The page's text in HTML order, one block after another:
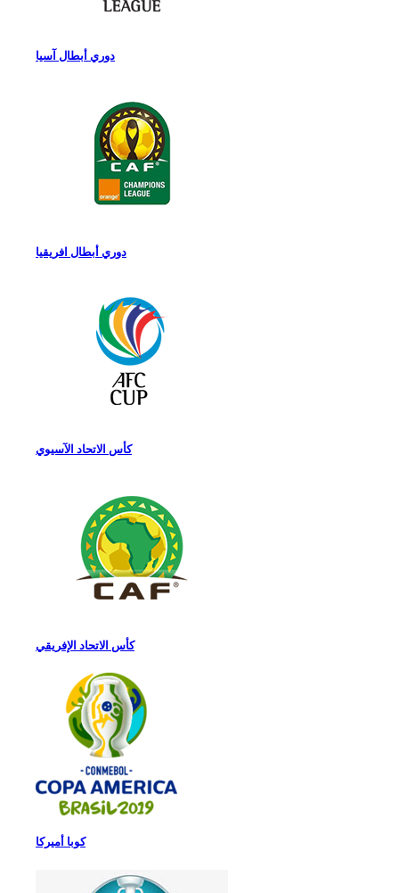
دوري أبطال آسيا
دوري أبطال افريقيا
كأس الاتحاد الآسيوي
كأس الاتحاد الإفريقي
كوبا أميركا